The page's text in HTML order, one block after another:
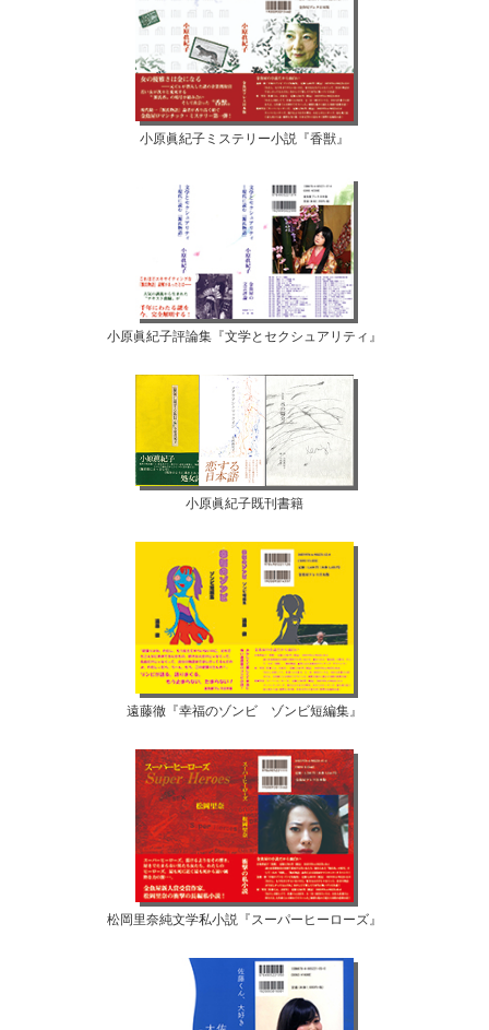
小原眞紀子ミステリー小説『香獣』
小原眞紀子評論集『文学とセクシュアリティ』
小原眞紀子既刊書籍
遠藤徹『幸福のゾンビ ゾンビ短編集』
松岡里奈純文学私小説『スーパーヒーローズ』